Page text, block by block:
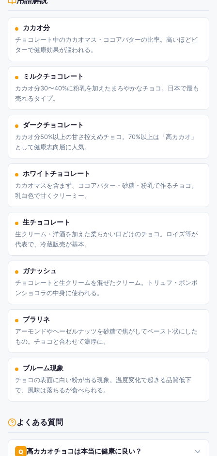
カカオ分
チョコレート中のカカオマス・ココアバターの比率。高いほどビ
ターで健康効果が謳われる。
ミルクチョコレート
カカオ分30〜40%に粉乳を加えたまろやかなチョコ。日本で最も
売れるタイプ。
ダークチョコレート
カカオ分50%以上の甘さ控えめチョコ。70%以上は「高カカオ」
として健康志向層に人気。
ホワイトチョコレート
カカオマスを含まず、ココアバター・砂糖・粉乳で作るチョコ。
乳白色で甘くクリーミー。
生チョコレート
生クリーム・洋酒を加えた柔らかい口どけのチョコ。ロイズ等が
代表で、冷蔵販売が基本。
ガナッシュ
チョコレートと生クリームを混ぜたクリーム。トリュフ・ボンボ
ンショコラの中身に使われる。
プラリネ
アーモンドやヘーゼルナッツを砂糖で焦がしてペースト状にした
もの。チョコと合わせて濃厚に。
ブルーム現象
チョコの表面に白い粉が出る現象。温度変化で起きる品質低下
で、風味は落ちるが食べられる。
よくある質問
Q 高カカオチョコは本当に健康に良い？